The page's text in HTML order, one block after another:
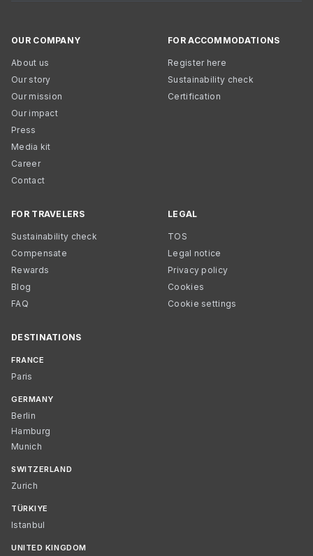
OUR COMPANY
About us
Our story
Our mission
Our impact
Press
Media kit
Career
Contact
FOR ACCOMMODATIONS
Register here
Sustainability check
Certification
FOR TRAVELERS
Sustainability check
Compensate
Rewards
Blog
FAQ
LEGAL
TOS
Legal notice
Privacy policy
Cookies
Cookie settings
DESTINATIONS
FRANCE
Paris
GERMANY
Berlin
Hamburg
Munich
SWITZERLAND
Zurich
TÜRKIYE
Istanbul
UNITED KINGDOM